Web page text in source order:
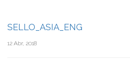
SELLO_ASIA_ENG
12 Abr, 2018